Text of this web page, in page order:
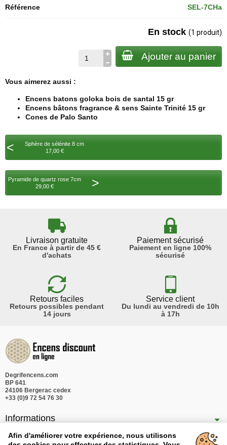
Référence SEL-7CHa
En stock (1 produit)
Ajouter au panier
Vous aimerez aussi :
Encens batons goloka bois de santal 15 gr
Encens bâtons fragrance & sens Sainte Trinité 15 gr
Cones de Palo Santo
<
Sphère de sélénite 8 cm
17,00 €
Pyramide de quartz rose 7cm
29,00 €
>
Livraison gratuite
En France à partir de 45 €
d'achats
Paiement sécurisé
Paiement en ligne 100%
sécurisé
Retours faciles
Retours possibles pendant
14 jours
Service client
Du lundi au vendredi de 10h
à 17h
Degrifencens.com
BP 641
24106 Bergerac cedex
+33 (0)9 72 54 76 30
Informations
Nos produits
Afin d'améliorer votre expérience, nous utilisons